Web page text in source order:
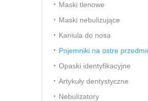
Maski tlenowe
Maski nebulizujące
Kaniula do nosa
Pojemniki na ostre
Opaski identyfikacyjne
Artykuły dentystyczne
Nebulizatory